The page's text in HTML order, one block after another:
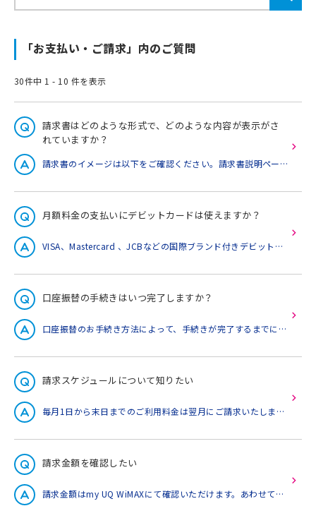
「お支払い・ご請求」内のご質問
30件中 1 - 10 件を表示
請求書はどのような形式で、どのような内容が表示がさ
れていますか？
請求書のイメージは以下をご確認ください。請求書説明ページはこちら
月額料金の支払いにデビットカードは使えますか？
VISA、Mastercard 、JCBなどの国際ブランド付きデビットカードをご利用いただけます。ただし、一部ご利用いただけないカードがあります。カード登録ができない場合は、別のカードをお試しください。ご利用可否については、カード発行会社または金融機関へご確認ください。
口座振替の手続きはいつ完了しますか？
口座振替のお手続き方法によって、手続きが完了するまでにかかる期間が異なります。 口座振替の申込書を記入し郵送で手続きをされた場合 弊社および金融機関の手続きの関係で、ご記入済みの口座振替申込書をご返送いただいてから、約1～2カ月かかります。※手続きが完了するまで、1回～2回目のお支払いにつきましては、振込用紙を送付いたしますので、指定のコンビニエンスストアでお支払いをお願いします。 2026年5月27日以前にWebで口座振替の手続きをされた場合 月末までに口座振替のお手続きが完了すれば、翌月から口座振替でのお支払いとなります。 2026年5月28日以降に新規でUQ WiMAXをご契約された場合 弊社より送付する、口座振替のWeb手続き用のEメールに記載のURLからお手続きをされると、最短で2026年9月のお支払い分から口座振替でのお支払いとなります。 メールは新規ご契約完了後、おおよそ1週間以内に送付いたします。 送信元メールアドレス：uq_info@mail.uqwimax.jp メール件名：UQ WiMAX契約の口座振替登録についてのご案内 これから口座振替の手続きをご希望のお客さまへ 2026年5月28日より、システム変更に伴い、Webでの口座振替のお手続きを一時停止しております。 口座振替ご希望の場合は、口座振替依頼書にてお手続きをお願いいたします。 口座振替依頼書をお持ちでない場合は、my UQ WiMAXより資料請求をお願いいたします。 my UQ WiMAXのログインはこちら 資料請求方法の手順は以下をご確認ください。 my UQ WiMAXへログインします。トップページ画面下部の「契約内容の変更・確認」の［請求先情報照会/変更］を押下します。ページ下部の［お支払い方法を変更する］を押下します。「変更後お支払方法選択」で［口座振替］を選択して［次へ］を押下します。［変更する］ボタンを押下します。 ※口座振替依頼書はご契約住所に送付いたしますので、住所に変更がある場合は、事前に必ず住所変更のお手続きをお願いいたします。
請求スケジュールについて知りたい
毎月1日から末日までのご利用料金は翌月にご請求いたします。お支払期限は、毎月27日（金融機関休業日の場合は翌営業日）となります。クレジットカードでお支払いの場合は、カード会社指定日となります。 請求スケジュールの詳細はこちら
請求金額を確認したい
請求金額はmy UQ WiMAXにて確認いただけます。あわせて請求内訳（基本使用料および各種オプション料金）についてもご確認可能です。また、「ご利用金額確定のお知らせメール」でも「請求金額」がご確認いただけます。詳細な手順は、以下をご確認ください。 「my UQ WiMAX」にアクセスし、my UQ WiMAX ID、パスワードでログインします。［料金案内］をタップします。［請求金額詳細］をタップします。月ごとの請求金額の一覧を確認できます。 詳細を見たい月の［詳細へ］をタップします。請求金額の詳細をご確認ください。